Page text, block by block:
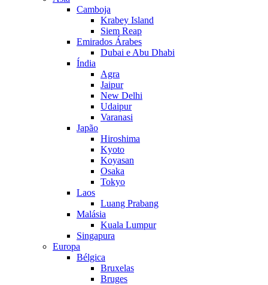
Camboja
Krabey Island
Siem Reap
Emirados Árabes
Dubai e Abu Dhabi
Índia
Agra
Jaipur
New Delhi
Udaipur
Varanasi
Japão
Hiroshima
Kyoto
Koyasan
Osaka
Tokyo
Laos
Luang Prabang
Malásia
Kuala Lumpur
Singapura
Europa
Bélgica
Bruxelas
Bruges